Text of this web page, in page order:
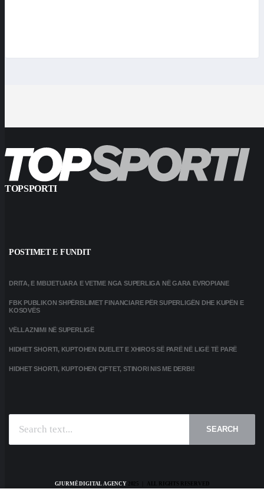
TOPSPORTI
POSTIMET E FUNDIT
DRITA, E MBIJETUARA E VETME NGA SUPERLIGA NË GARA EVROPIANE
FBK PUBLIKON SHPËRBLIMET FINANCIARE PËR SUPERLIGËN DHE KUPËN E
KOSOVËS
VËLLAZNIMI NË SUPERLIGË
HIDHET SHORTI, KUPTOHEN DUELET E XHIROS SË PARË NË LIGË TË PARË
HIDHET SHORTI, KUPTOHEN ÇIFTET, STINORI NIS ME DERBI!
SEARCH
GJURMË DIGITAL AGENCY2025 | ALL RIGHTS RESERVED